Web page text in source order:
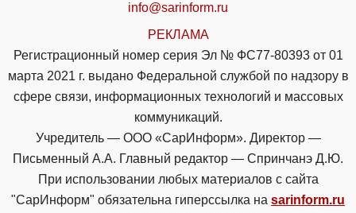
info@sarinform.ru
РЕКЛАМА
Регистрационный номер серия Эл № ФС77-80393 от 01
марта 2021 г. выдано Федеральной службой по надзору в
сфере связи, информационных технологий и массовых
коммуникаций.
Учредитель — ООО «СарИнформ». Директор —
Письменный А.А. Главный редактор — Спринчанэ Д.Ю.
При использовании любых материалов с сайта
"СарИнформ" обязательна гиперссылка на sarinform.ru